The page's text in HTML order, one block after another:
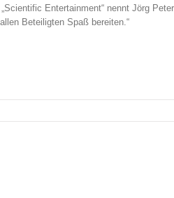
Entertainment“ nennt Jörg
Beteiligten Spaß bereiten.“